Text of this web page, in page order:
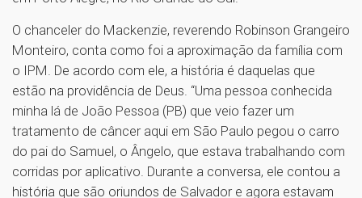
O chanceler do Mackenzie, reverendo Robinson Grangeiro
Monteiro, conta como foi a aproximação da família com
o IPM. De acordo com ele, a história é daquelas que
estão na providência de Deus. “Uma pessoa conhecida
minha lá de João Pessoa (PB) que veio fazer um
tratamento de câncer aqui em São Paulo pegou o carro
do pai do Samuel, o Ângelo, que estava trabalhando com
corridas por aplicativo. Durante a conversa, ele contou a
história que são oriundos de Salvador e agora estavam